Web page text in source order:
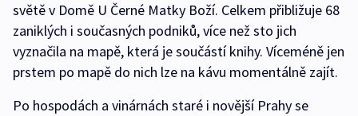
světě v Domě U Černé Matky Boží. Celkem přibližuje 68
zaniklých i současných podniků, více než sto jich
vyznačila na mapě, která je součástí knihy. Víceméně jen
prstem po mapě do nich lze na kávu momentálně zajít.
Po hospodách a vinárnách staré i novější Prahy se